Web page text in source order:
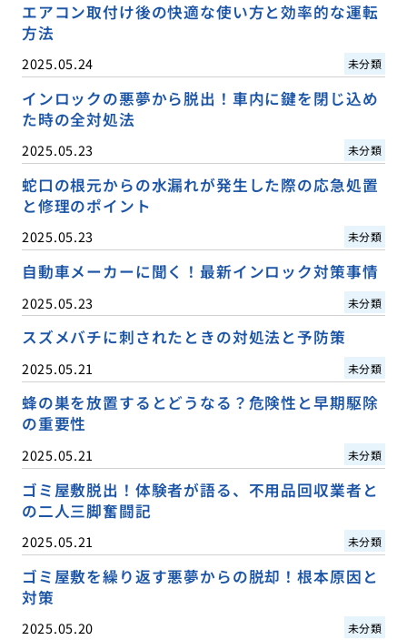
エアコン取付け後の快適な使い方と効率的な運転
方法
2025.05.24 未分類
インロックの悪夢から脱出！車内に鍵を閉じ込め
た時の全対処法
2025.05.23 未分類
蛇口の根元からの水漏れが発生した際の応急処置
と修理のポイント
2025.05.23 未分類
自動車メーカーに聞く！最新インロック対策事情
2025.05.23 未分類
スズメバチに刺されたときの対処法と予防策
2025.05.21 未分類
蜂の巣を放置するとどうなる？危険性と早期駆除
の重要性
2025.05.21 未分類
ゴミ屋敷脱出！体験者が語る、不用品回収業者と
の二人三脚奮闘記
2025.05.21 未分類
ゴミ屋敷を繰り返す悪夢からの脱却！根本原因と
対策
2025.05.20 未分類